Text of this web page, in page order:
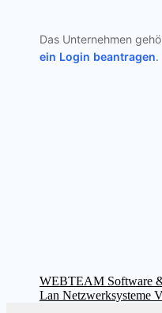
Das Unternehmen
ein Login beantragen.
Vorheriger
Beitrag:
WEBTEAM Software
Nächster
Lan Netzwerksysteme